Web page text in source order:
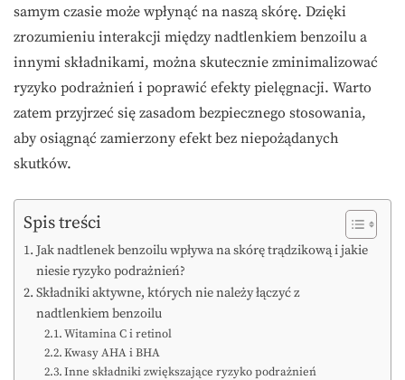
samym czasie może wpłynąć na naszą skórę. Dzięki
zrozumieniu interakcji między nadtlenkiem benzoilu a
innymi składnikami, można skutecznie zminimalizować
ryzyko podrażnień i poprawić efekty pielęgnacji. Warto
zatem przyjrzeć się zasadom bezpiecznego stosowania,
aby osiągnąć zamierzony efekt bez niepożądanych
skutków.
Spis treści
Jak nadtlenek benzoilu wpływa na skórę trądzikową i jakie
niesie ryzyko podrażnień?
Składniki aktywne, których nie należy łączyć z
nadtlenkiem benzoilu
Witamina C i retinol
Kwasy AHA i BHA
Inne składniki zwiększające ryzyko podrażnień